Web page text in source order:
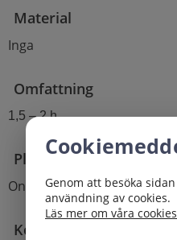
Material
Inga
Omfattning
1,5 – 2 h
Plats
Online
Kostnad
Genom att besöka
användning av cookies.
Läs mer om våra